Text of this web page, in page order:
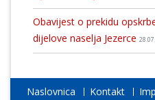
Obavijest o prekidu
dijelove naselja Jezerce
Naslovnica Kontakt